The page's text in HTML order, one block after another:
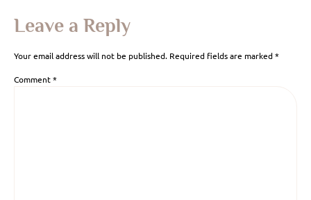
Leave a Reply
Your email address will not be published. Required fields are marked*
Comment*